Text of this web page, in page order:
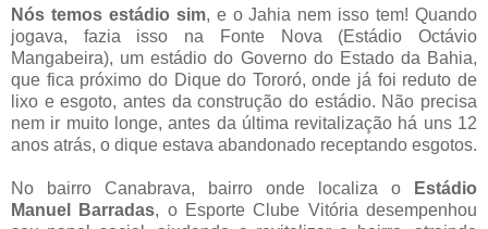
Nós temos estádio sim, e o Jahia nem isso tem! Quando
jogava, fazia isso na Fonte Nova (Estádio Octávio
Mangabeira), um estádio do Governo do Estado da Bahia,
que fica próximo do Dique do Tororó, onde já foi reduto de
lixo e esgoto, antes da construção do estádio. Não precisa
nem ir muito longe, antes da última revitalização há uns 12
anos atrás, o dique estava abandonado receptando esgotos.
No bairro Canabrava, bairro onde localiza o
Estádio
Manuel Barradas, o Esporte Clube Vitória desempenhou